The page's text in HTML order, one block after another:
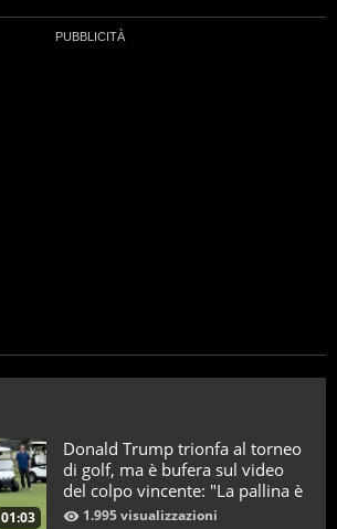
01:03
Donald Trump trionfa al torneo
di golf, ma è bufera sul video
del colpo vincente: "La pallina è
telecomandata"
1.995 visualizzazioni